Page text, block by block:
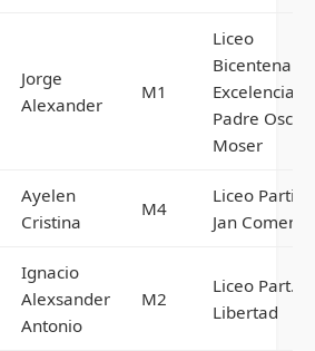
Jorge
Alexander
M1
Liceo
Excelencia
Padre Oscar
Moser
Ayelen
Cristina
M4
Liceo
Jan
Ignacio
Alexsander
Antonio
M2
Liceo Part.
Libertad